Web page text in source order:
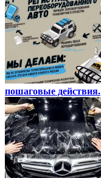
пошаговые действия.